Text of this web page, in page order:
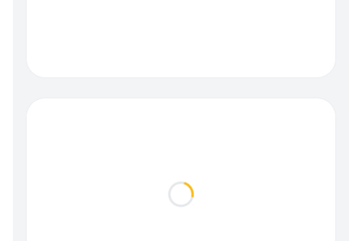
Loading...